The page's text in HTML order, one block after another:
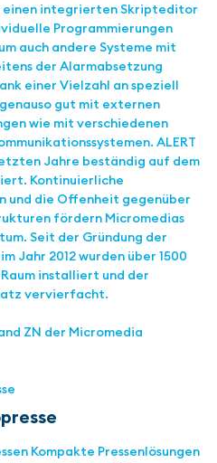
einen integrierten Skripteditor
Programmierungen
auch andere Systeme mit
der Alarmabsetzung
einer Vielzahl an speziell
gut mit externen
wie mit verschiedenen
ALERT
Jahre beständig auf dem
Kontinuierliche
und die Offenheit gegenüber
fördern Micromedias
Seit der Gründung der
Jahr 2012 wurden über 1500
installiert und der
vervierfacht.
ZN der Micromedia
Kompakte Pressenlösungen